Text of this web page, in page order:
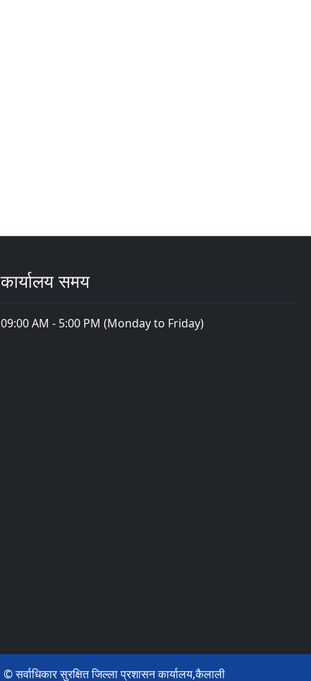
कार्यालय समय
09:00 AM - 5:00 PM (Monday to Friday)
© सर्वाधिकार सुरक्षित जिल्ला प्रशासन कार्यालय,कैलाली